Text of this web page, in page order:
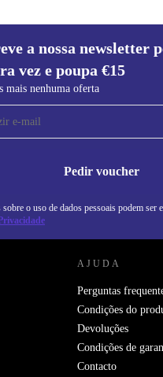
a nossa newsletter
vez e poupa €15
mais nenhuma oferta
Pedir voucher
o uso de dados pessoais podem ser
pela
15€!
oferta.
NEW.
AJUDA
Perguntas
Condições do
Devoluções
Condições de
Contacto